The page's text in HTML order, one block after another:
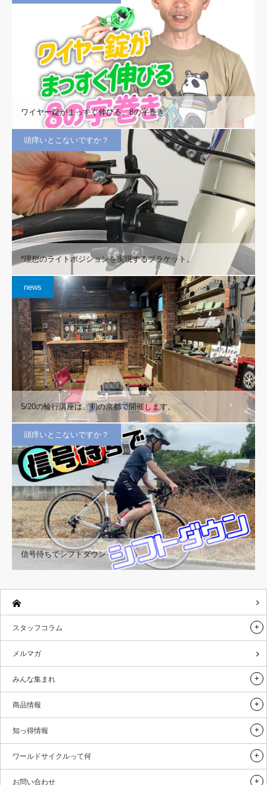
ワイヤー錠がまっすぐ伸びる、8の字巻き
頭痒いとこないですか？
*理想のライトポジションを実現するブラケット。
news
5/20の輪行講座は、初の京都で開催します。
頭痒いとこないですか？
信号待ちでシフトダウン
スタッフコラム
メルマガ
みんな集まれ
商品情報
知っ得情報
ワールドサイクルって何
お問い合わせ